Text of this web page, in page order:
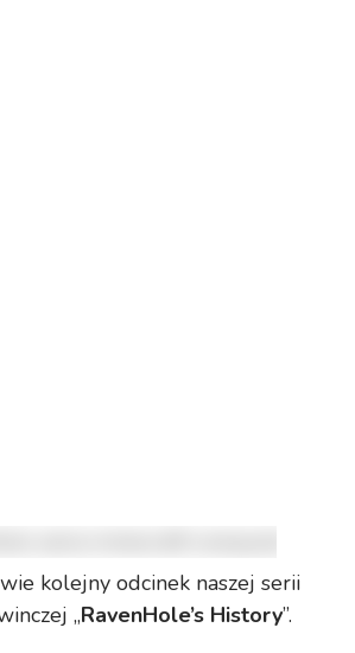
kolejny odcinek naszej serii
„RavenHole’s History”.